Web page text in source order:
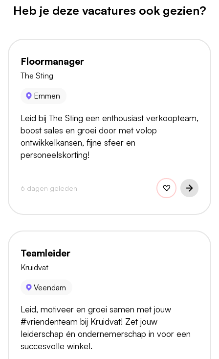
Heb je deze vacatures ook gezien?
Floormanager
The Sting
Emmen
Leid bij The Sting een enthousiast verkoopteam,
boost sales en groei door met volop
ontwikkelkansen, fijne sfeer en
personeelskorting!
6 dagen geleden
Teamleider
Kruidvat
Veendam
Leid, motiveer en groei samen met jouw
#vriendenteam bij Kruidvat! Zet jouw
leiderschap én ondernemerschap in voor een
succesvolle winkel.